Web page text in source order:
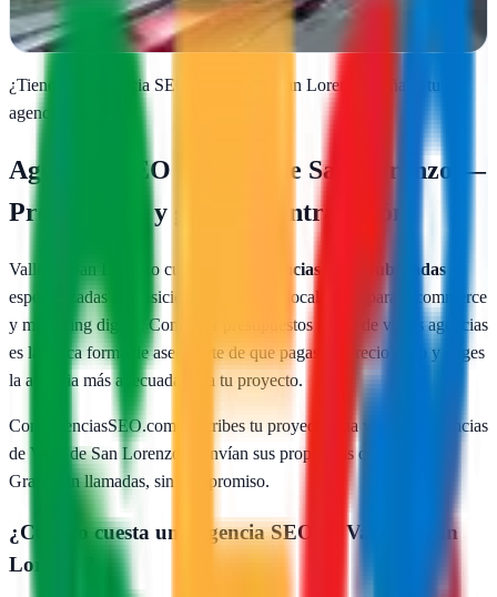
Ver ficha completa
¿Tienes una agencia SEO en Valle de San Lorenzo
Añade tu
agencia gratis
Agencias SEO en Valle de San Lorenzo
—
Presupuesto y guía de contratación
Valle de San Lorenzo cuenta con
agencias SEO publicadas
especializadas en posicionamiento web local, SEO para e-commerce
y marketing digital. Comparar presupuestos reales de varias agencias
es la única forma de asegurarte de que pagas un precio justo y eliges
la agencia más adecuada para tu proyecto.
Con AgenciasSEO.com describes tu proyecto una vez y las agencias
de Valle de San Lorenzo
te envían sus propuestas directamente.
Gratis, sin llamadas, sin compromiso.
¿Cuánto cuesta una agencia SEO en Valle de San
Lorenzo